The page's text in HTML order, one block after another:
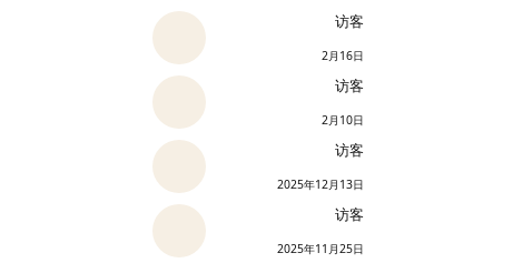
访客
2月16日
访客
2月10日
访客
2025年12月13日
访客
2025年11月25日